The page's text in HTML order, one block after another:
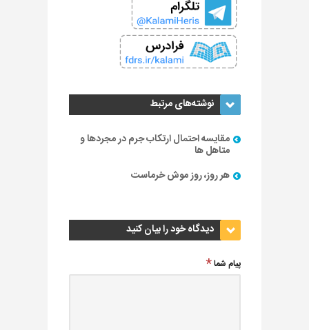
نوشته‌های مرتبط
مقایسه احتمال ارتکاب جرم در مجردها و
متاهل ها
هر روز، روز موش خرماست
دیدگاه خود را بیان کنید
پیام شما